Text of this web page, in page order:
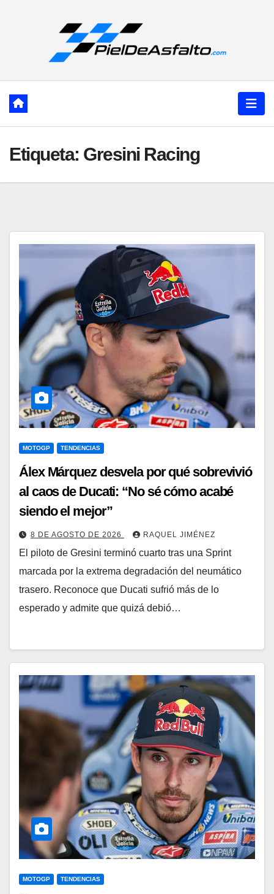
Etiqueta: Gresini Racing
MOTOGP TENDENCIAS
Álex Márquez desvela por qué sobrevivió
al caos de Ducati: “No sé cómo acabé
siendo el mejor”
8 DE AGOSTO DE 2026 RAQUEL JIMÉNEZ
El piloto de Gresini terminó cuarto tras una Sprint
marcada por la extrema degradación del neumático
trasero. Reconoce que Ducati sufrió más de lo
esperado y admite que quizá debió…
MOTOGP TENDENCIAS